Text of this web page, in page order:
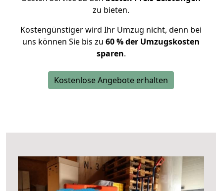
zu bieten.
Kostengünstiger wird Ihr Umzug nicht, denn bei
uns können Sie bis zu 60 % der Umzugskosten
sparen.
Kostenlose Angebote erhalten